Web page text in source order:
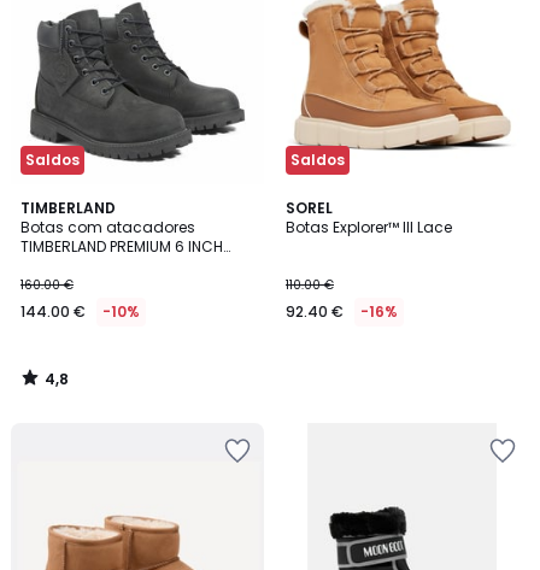
Saldos
TIMBERLAND
Botas com atacadores
TIMBERLAND PREMIUM 6 INCH
160.00 €
144.00 € -10%
4,8
/ 5
4,8
/
Saldos
SOREL
Botas Explorer™ III Lace
110.00 €
92.40 € -16%